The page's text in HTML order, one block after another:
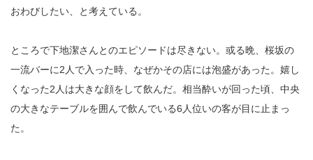
おわびしたい、と考えている。
ところで下地潔さんとのエピソードは尽きない。或る晩、桜坂の
一流バーに2人で入った時、なぜかその店には泡盛があった。嬉し
くなった2人は大きな顔をして飲んだ。相当酔いが回った頃、中央
の大きなテーブルを囲んで飲んでいる6人位いの客が目に止まっ
た。